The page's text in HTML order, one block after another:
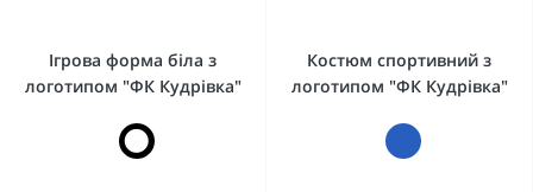
Ігрова форма біла з
логотипом "ФК Кудрівка"
Костюм спортивний з
логотипом "ФК Кудрівка"